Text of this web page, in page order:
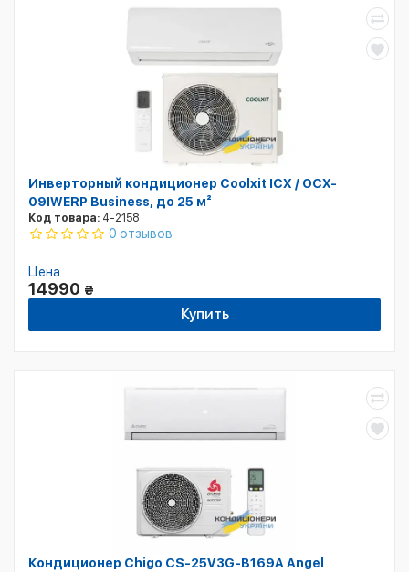
Инверторный кондиционер Coolxit ICX / OCX-
09IWERP Business, до 25 м²
Код товара: 4-2158
0 отзывов
Цена
14990 ₴
Купить
Кондиционер Chigo CS-25V3G-B169A Angel